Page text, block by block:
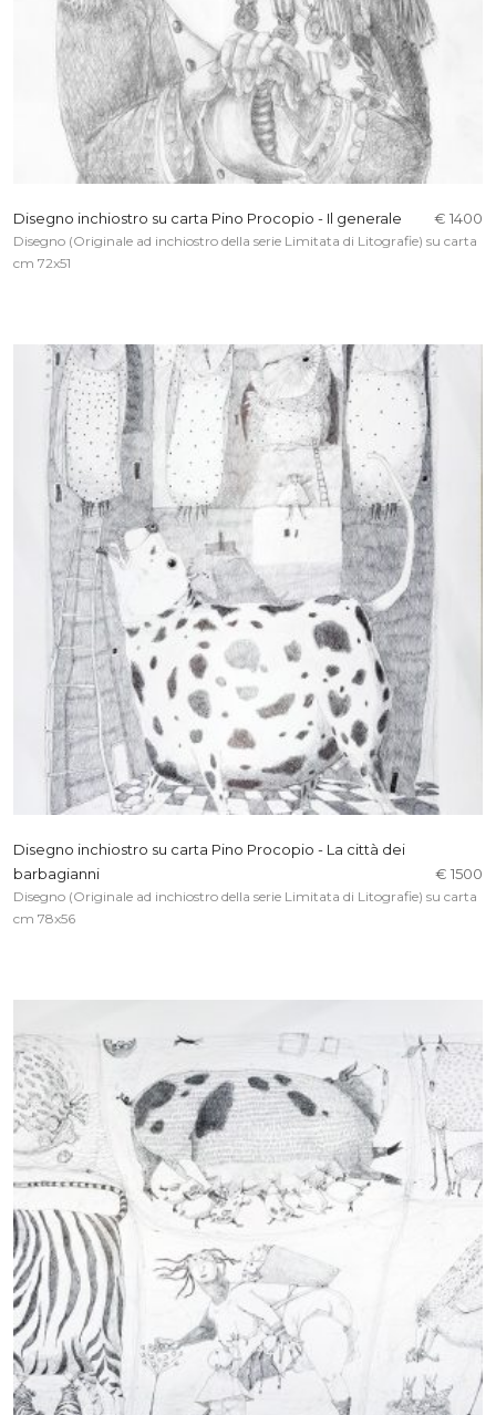
Disegno inchiostro su carta Pino Procopio - Il generale € 1400
Disegno (Originale ad inchiostro della serie Limitata di Litografie) su carta
cm 72x51
Disegno inchiostro su carta Pino Procopio - La città dei
barbagianni
€ 1500
Disegno (Originale ad inchiostro della serie Limitata di Litografie) su carta
cm 78x56